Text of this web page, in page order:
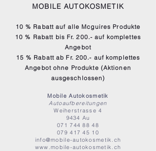
MOBILE AUTOKOSMETIK
10 % Rabatt auf alle Mcguires Produkte
10 % Rabatt bis Fr. 200.- auf komplettes
Angebot
15 % Rabatt ab Fr. 200.- auf komplettes
Angebot ohne Produkte (Aktionen
ausgeschlossen)
Mobile Autokosmetik
Autoaufbereitungen
Weiherstrasse 4
9434 Au
071 744 88 48
079 417 45 10
info@mobile-autokosmetik.ch
www.mobile-autokosmetik.ch